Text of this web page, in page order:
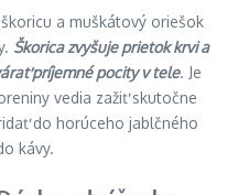
a muškátový oriešok
Škorica zvyšuje prietok krvi a
príjemné pocity v tele. Je
vedia zažiť skutočne
do horúceho jablčného
kávy.